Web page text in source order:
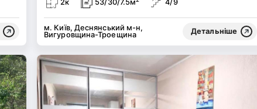
2к 53/30/7.5м 4/9
м. Київ, Деснянський м-н,
Вигуровщина-Троещина
Детальніше